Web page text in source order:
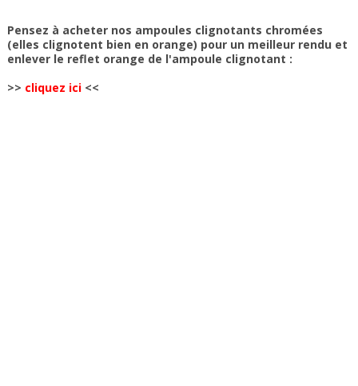
Pensez à acheter nos ampoules clignotants chromées
(elles clignotent bien en orange) pour un meilleur rendu et
enlever le reflet orange de l'ampoule clignotant :
>> cliquez ici <<